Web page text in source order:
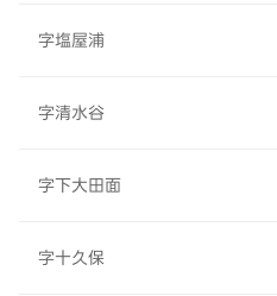
字塩屋浦
字清水谷
字下大田面
字十久保